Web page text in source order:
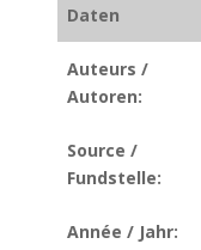
Daten
Auteurs /
Autoren:
Source /
Fundstelle:
Année / Jahr: